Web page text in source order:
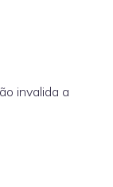
invalida a